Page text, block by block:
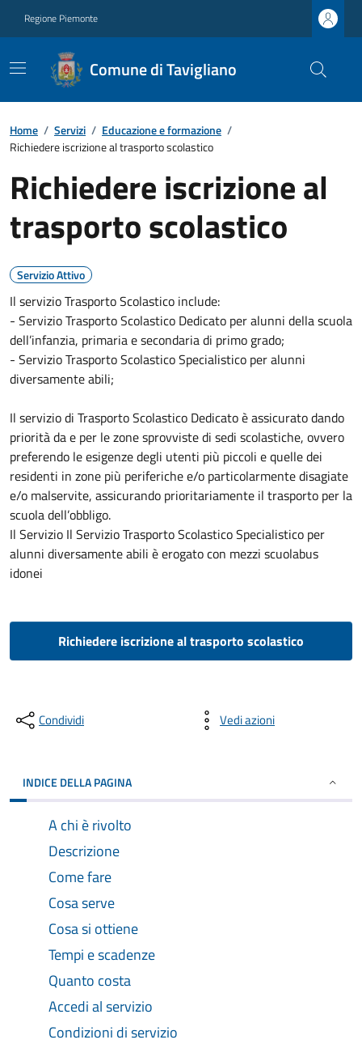
Regione Piemonte
Comune di Tavigliano
Home / Servizi / Educazione e formazione /
Richiedere iscrizione al trasporto scolastico
Richiedere iscrizione al
trasporto scolastico
Servizio Attivo
Il servizio Trasporto Scolastico include:
- Servizio Trasporto Scolastico Dedicato per alunni della scuola
dell’infanzia, primaria e secondaria di primo grado;
- Servizio Trasporto Scolastico Specialistico per alunni
diversamente abili;
Il servizio di Trasporto Scolastico Dedicato è assicurato dando
priorità da e per le zone sprovviste di sedi scolastiche, ovvero
preferendo le esigenze degli utenti più piccoli e quelle dei
residenti in zone più periferiche e/o particolarmente disagiate
e/o malservite, assicurando prioritariamente il trasporto per la
scuola dell’obbligo.
Il Servizio Il Servizio Trasporto Scolastico Specialistico per
alunni diversamente abili è erogato con mezzi scuolabus
idonei
Richiedere iscrizione al trasporto scolastico
Condividi Vedi azioni
INDICE DELLA PAGINA
A chi è rivolto
Descrizione
Come fare
Cosa serve
Cosa si ottiene
Tempi e scadenze
Quanto costa
Accedi al servizio
Condizioni di servizio